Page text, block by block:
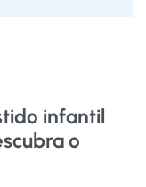
infantil
o